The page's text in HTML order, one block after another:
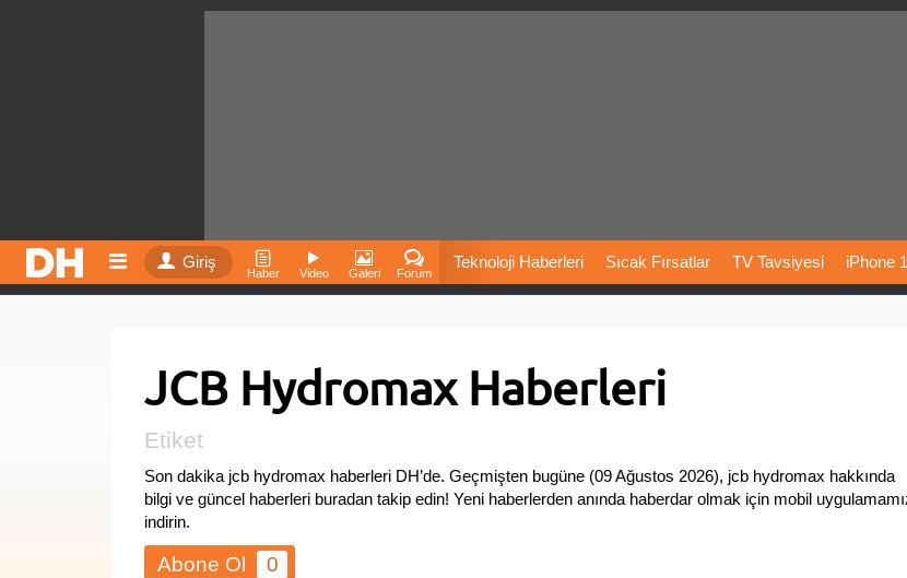
Giriş
Haber Video Galeri Forum
Teknoloji Haberleri Sıcak Fırsatlar TV Tavsiyesi iPhone
Fiyatları Vizyondaki Filmler
JCB Hydromax Haberleri
Etiket
Son dakika jcb hydromax haberleri DH’de. Geçmişten bugüne (09 Ağustos 2026), jcb hydromax hakkında
bilgi ve güncel haberleri buradan takip edin! Yeni haberlerden anında haberdar olmak için mobil
indirin.
0